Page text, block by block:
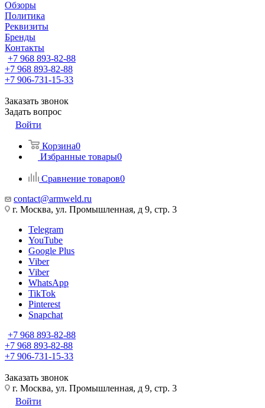
Обзоры
Политика
Реквизиты
Бренды
Контакты
+7 968 893-82-88
+7 968 893-82-88
+7 906-731-15-33
Заказать звонок
Задать вопрос
Войти
Корзина0
Избранные товары0
Сравнение товаров0
contact@armweld.ru
г. Москва, ул. Промышленная, д 9, стр. 3
Telegram
YouTube
Google Plus
Viber
Viber
WhatsApp
TikTok
Pinterest
Snapchat
+7 968 893-82-88
+7 968 893-82-88
+7 906-731-15-33
Заказать звонок
г. Москва, ул. Промышленная, д 9, стр. 3
Войти